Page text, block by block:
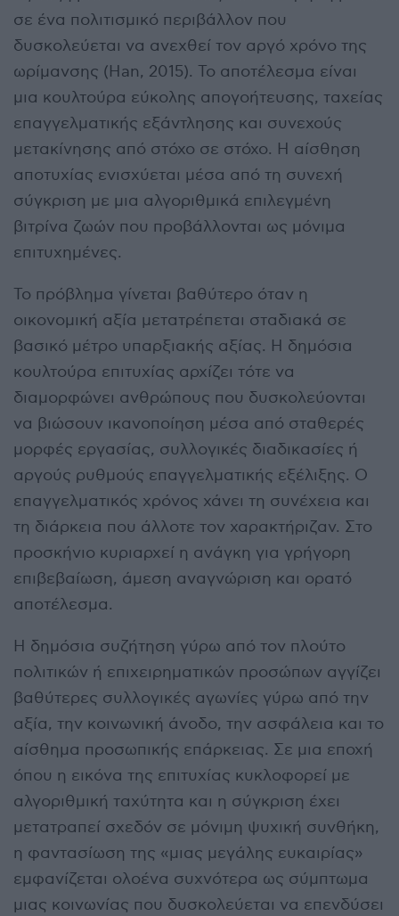
σε ένα πολιτισμικό περιβάλλον που
δυσκολεύεται να ανεχθεί τον αργό χρόνο της
ωρίμανσης (Han, 2015). Το αποτέλεσμα είναι
μια κουλτούρα εύκολης απογοήτευσης, ταχείας
επαγγελματικής εξάντλησης και συνεχούς
μετακίνησης από στόχο σε στόχο. Η αίσθηση
αποτυχίας ενισχύεται μέσα από τη συνεχή
σύγκριση με μια αλγοριθμικά επιλεγμένη
βιτρίνα ζωών που προβάλλονται ως μόνιμα
επιτυχημένες.
Το πρόβλημα γίνεται βαθύτερο όταν η
οικονομική αξία μετατρέπεται σταδιακά σε
βασικό μέτρο υπαρξιακής αξίας. Η δημόσια
κουλτούρα επιτυχίας αρχίζει τότε να
διαμορφώνει ανθρώπους που δυσκολεύονται
να βιώσουν ικανοποίηση μέσα από σταθερές
μορφές εργασίας, συλλογικές διαδικασίες ή
αργούς ρυθμούς επαγγελματικής εξέλιξης. Ο
επαγγελματικός χρόνος χάνει τη συνέχεια και
τη διάρκεια που άλλοτε τον χαρακτήριζαν. Στο
προσκήνιο κυριαρχεί η ανάγκη για γρήγορη
επιβεβαίωση, άμεση αναγνώριση και ορατό
αποτέλεσμα.
Η δημόσια συζήτηση γύρω από τον πλούτο
πολιτικών ή επιχειρηματικών προσώπων αγγίζει
βαθύτερες συλλογικές αγωνίες γύρω από την
αξία, την κοινωνική άνοδο, την ασφάλεια και το
αίσθημα προσωπικής επάρκειας. Σε μια εποχή
όπου η εικόνα της επιτυχίας κυκλοφορεί με
αλγοριθμική ταχύτητα και η σύγκριση έχει
μετατραπεί σχεδόν σε μόνιμη ψυχική συνθήκη,
η φαντασίωση της «μιας μεγάλης ευκαιρίας»
εμφανίζεται ολοένα συχνότερα ως σύμπτωμα
μιας κοινωνίας που δυσκολεύεται να επενδύσει